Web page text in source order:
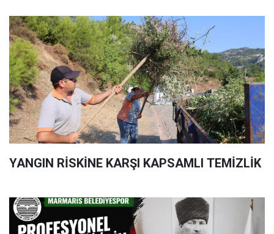
YANGIN RİSKİNE KARŞI KAPSAMLI TEMİZLİK